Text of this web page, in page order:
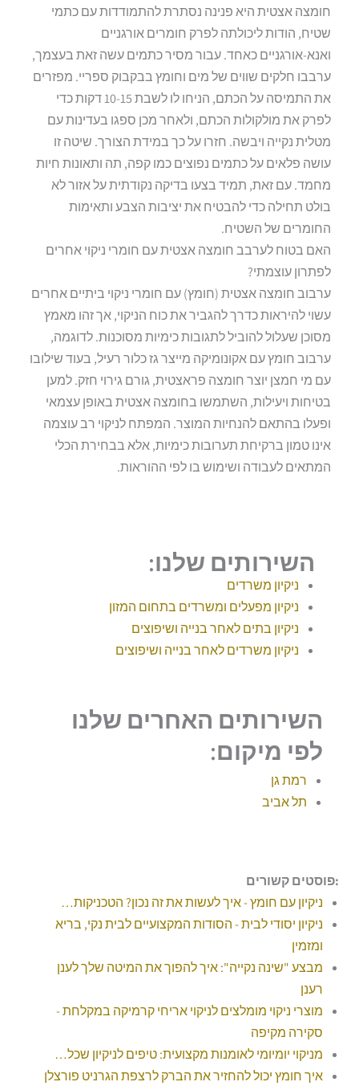
חומצה אצטית היא פנינה נסתרת להתמודדות עם כתמי
שטיח, הודות ליכולתה לפרק חומרים אורגניים
ואנא-אורגניים כאחד. עבור מסיר כתמים עשה זאת בעצמך,
ערבבו חלקים שווים של מים וחומץ בבקבוק ספריי. מפזרים
את התמיסה על הכתם, הניחו לו לשבת 10-15 דקות כדי
לפרק את מולקולות הכתם, ולאחר מכן ספגו בעדינות עם
מטלית נקייה ויבשה. חזרו על כך במידת הצורך. שיטה זו
עושה פלאים על כתמים נפוצים כמו קפה, תה ותאונות חיות
מחמד. עם זאת, תמיד בצעו בדיקה נקודתית על אזור לא
בולט תחילה כדי להבטיח את יציבות הצבע ותאימות
החומרים של השטיח.
האם בטוח לערבב חומצה אצטית עם חומרי ניקוי אחרים
לפתרון עוצמתי?
ערבוב חומצה אצטית (חומץ) עם חומרי ניקוי ביתיים אחרים
עשוי להיראות כדרך להגביר את כוח הניקוי, אך זהו מאמץ
מסוכן שעלול להוביל לתגובות כימיות מסוכנות. לדוגמה,
ערבוב חומץ עם אקונומיקה מייצר גז כלור רעיל, בעוד שילובו
עם מי חמצן יוצר חומצה פראצטית, גורם גירוי חזק. למען
בטיחות ויעילות, השתמשו בחומצה אצטית באופן עצמאי
ופעלו בהתאם להנחיות המוצר. המפתח לניקוי רב עוצמה
אינו טמון ברקיחת תערובות כימיות, אלא בבחירת הכלי
המתאים לעבודה ושימוש בו לפי ההוראות.
השירותים שלנו:
ניקיון משרדים
ניקיון מפעלים ומשרדים בתחום המזון
ניקיון בתים לאחר בנייה ושיפוצים
ניקיון משרדים לאחר בנייה ושיפוצים
השירותים האחרים שלנו
לפי מיקום:
רמת גן
תל אביב
:פוסטים קשורים
ניקיון עם חומץ - איך לעשות את זה נכון? הטכניקות…
ניקיון יסודי לבית - הסודות המקצועיים לבית נקי, בריא
ומזמין
מבצע "שינה נקייה": איך להפוך את המיטה שלך לענן
רענן
מוצרי ניקוי מומלצים לניקוי אריחי קרמיקה במקלחת -
סקירה מקיפה
מניקוי יומיומי לאומנות מקצועית: טיפים לניקיון שכל…
איך חומץ יכול להחזיר את הברק לרצפת הגרניט פורצלן